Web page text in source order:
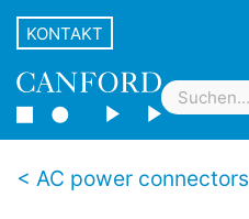
KONTAKT
AC power connectors